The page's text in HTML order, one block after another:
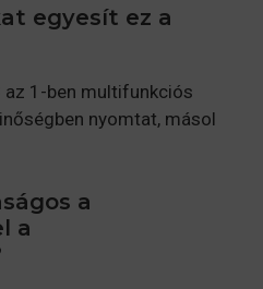
egyesít ez a
az 1-ben multifunkciós
nyomtat, másol
a
a